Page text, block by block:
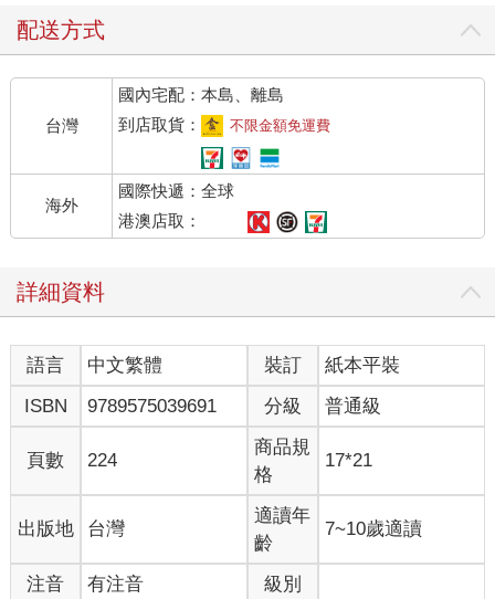
配送方式
台灣
國內宅配：本島、離島
到店取貨：
不限金額免運費
海外
國際快遞：全球
港澳店取：
詳細資料
語言 中文繁體 裝訂
紙本平裝
ISBN
9789575039691 分級 普通級
頁數 224
商品規
格
17*21
出版地 台灣
適讀年
齡
7~10歲適讀
注音 有注音 級別